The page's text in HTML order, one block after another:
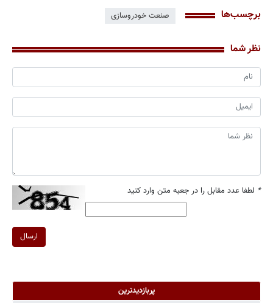
برچسب‌ها صنعت خودروسازی
نظر شما
* لطفا عدد مقابل را در جعبه متن وارد کنید
ارسال
پربازدیدترین